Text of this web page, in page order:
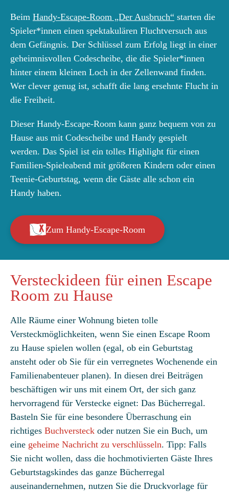
Beim Handy-Escape-Room „Der Ausbruch“ starten die
Spieler*innen einen spektakulären Fluchtversuch aus
dem Gefängnis. Der Schlüssel zum Erfolg liegt in einer
geheimnisvollen Codescheibe, die die Spieler*innen
hinter einem kleinen Loch in der Zellenwand finden.
Wer clever genug ist, schafft die lang ersehnte Flucht in
die Freiheit.
Dieser Handy-Escape-Room kann ganz bequem von zu
Hause aus mit Codescheibe und Handy gespielt
werden. Das Spiel ist ein tolles Highlight für einen
Familien-Spieleabend mit größeren Kindern oder einen
Teenie-Geburtstag, wenn die Gäste alle schon ein
Handy haben.
Zum Handy-Escape-Room
Versteckideen für einen Escape
Room zu Hause
Alle Räume einer Wohnung bieten tolle
Versteckmöglichkeiten, wenn Sie einen Escape Room
zu Hause spielen wollen (egal, ob ein Geburtstag
ansteht oder ob Sie für ein verregnetes Wochenende ein
Familienabenteuer planen). In diesen drei Beiträgen
beschäftigen wir uns mit einem Ort, der sich ganz
hervorragend für Verstecke eignet: Das Bücherregal.
Basteln Sie für eine besondere Überraschung ein
richtiges Buchversteck oder nutzen Sie ein Buch, um
eine geheime Nachricht zu verschlüsseln. Tipp: Falls
Sie nicht wollen, dass die hochmotivierten Gäste Ihres
Geburtstagskindes das ganze Bücherregal
auseinandernehmen, nutzen Sie die Druckvorlage für